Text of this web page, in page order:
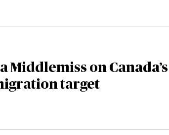
Middlemiss on Canada’s
target